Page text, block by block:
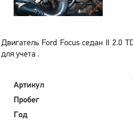
Двигатель Ford Focus седан II 2.0
для учета .
Артикул
Пробег
Год